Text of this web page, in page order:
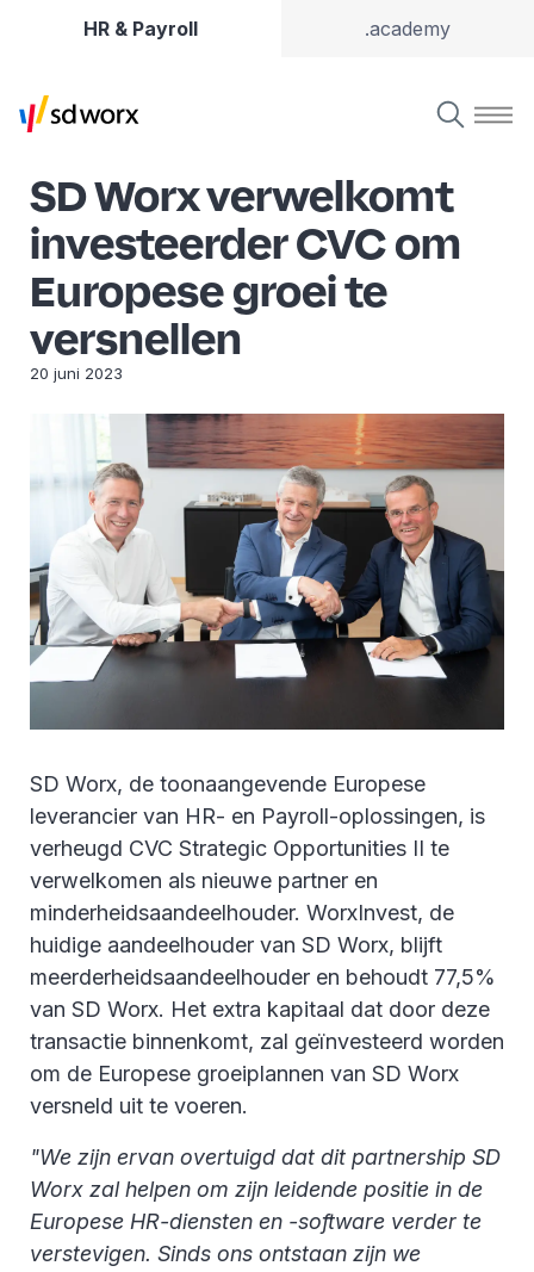
HR & Payroll .academy
SD Worx verwelkomt
investeerder CVC om
Europese groei te
versnellen
20 juni 2023
SD Worx, de toonaangevende Europese
leverancier van HR- en Payroll-oplossingen, is
verheugd CVC Strategic Opportunities II te
verwelkomen als nieuwe partner en
minderheidsaandeelhouder. WorxInvest, de
huidige aandeelhouder van SD Worx, blijft
meerderheidsaandeelhouder en behoudt 77,5%
van SD Worx. Het extra kapitaal dat door deze
transactie binnenkomt, zal geïnvesteerd worden
om de Europese groeiplannen van SD Worx
versneld uit te voeren.
"We zijn ervan overtuigd dat dit partnership SD
Worx zal helpen om zijn leidende positie in de
Europese HR-diensten en -software verder te
verstevigen. Sinds ons ontstaan zijn we